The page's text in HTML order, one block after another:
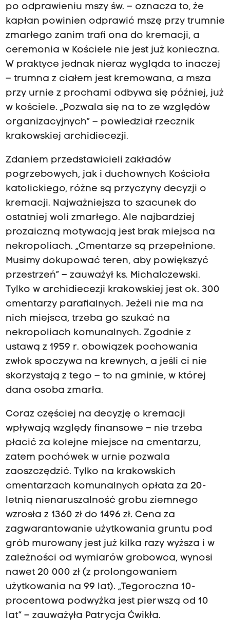
po odprawieniu mszy św. – oznacza to, że
kapłan powinien odprawić mszę przy trumnie
zmarłego zanim trafi ona do kremacji, a
ceremonia w Kościele nie jest już konieczna.
W praktyce jednak nieraz wygląda to inaczej
– trumna z ciałem jest kremowana, a msza
przy urnie z prochami odbywa się później, już
w kościele. „Pozwala się na to ze względów
organizacyjnych” – powiedział rzecznik
krakowskiej archidiecezji.
Zdaniem przedstawicieli zakładów
pogrzebowych, jak i duchownych Kościoła
katolickiego, różne są przyczyny decyzji o
kremacji. Najważniejsza to szacunek do
ostatniej woli zmarłego. Ale najbardziej
prozaiczną motywacją jest brak miejsca na
nekropoliach. „Cmentarze są przepełnione.
Musimy dokupować teren, aby powiększyć
przestrzeń” – zauważył ks. Michalczewski.
Tylko w archidiecezji krakowskiej jest ok. 300
cmentarzy parafialnych. Jeżeli nie ma na
nich miejsca, trzeba go szukać na
nekropoliach komunalnych. Zgodnie z
ustawą z 1959 r. obowiązek pochowania
zwłok spoczywa na krewnych, a jeśli ci nie
skorzystają z tego – to na gminie, w której
dana osoba zmarła.
Coraz częściej na decyzję o kremacji
wpływają względy finansowe – nie trzeba
płacić za kolejne miejsce na cmentarzu,
zatem pochówek w urnie pozwala
zaoszczędzić. Tylko na krakowskich
cmentarzach komunalnych opłata za 20-
letnią nienaruszalność grobu ziemnego
wzrosła z 1360 zł do 1496 zł. Cena za
zagwarantowanie użytkowania gruntu pod
grób murowany jest już kilka razy wyższa i w
zależności od wymiarów grobowca, wynosi
nawet 20 000 zł (z prolongowaniem
użytkowania na 99 lat). „Tegoroczna 10-
procentowa podwyżka jest pierwszą od 10
lat” – zauważyła Patrycja Ćwikła.